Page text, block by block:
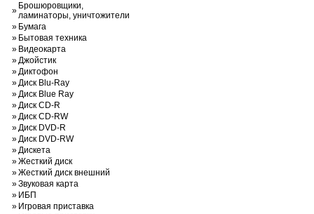
» Брошюровщики,
ламинаторы, уничтожители
» Бумага
» Бытовая техника
» Видеокарта
»Джойстик
»Диктофон
»Диск Blu-Ray
»Диск Blue Ray
»Диск CD-R
»Диск CD-RW
»Диск DVD-R
»Диск DVD-RW
»Дискета
»Жесткий диск
»Жесткий диск внешний
»Звуковая карта
» ИБП
» Игровая приставка